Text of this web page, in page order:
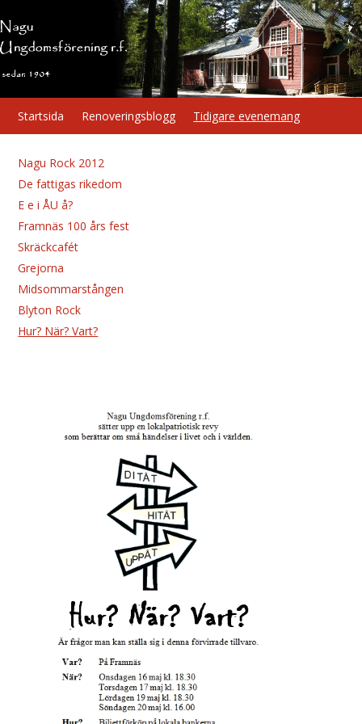
Startsida Renoveringsblogg Tidigare evenemang
Nagu Rock 2012
De fattigas rikedom
E e i ÅU å?
Framnäs 100 års fest
Skräckcafét
Grejorna
Midsommarstången
Blyton Rock
Hur? När? Vart?